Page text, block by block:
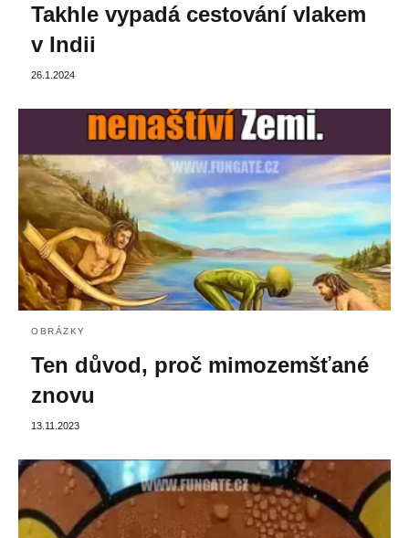
Takhle vypadá cestování vlakem
v Indii
26.1.2024
OBRÁZKY
Ten důvod, proč mimozemšťané
znovu
13.11.2023